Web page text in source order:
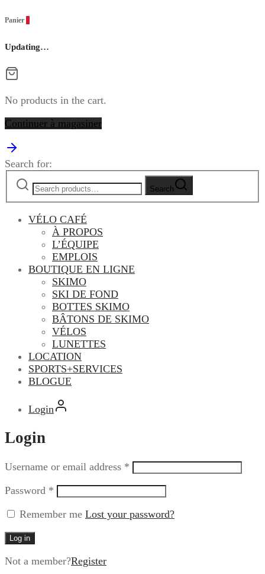
Panier
Updating…
No products in the cart.
Continuer à magasiner
Search for:
Search
VÉLO CAFÉ
À PROPOS
L’ÉQUIPE
EMPLOIS
BOUTIQUE EN LIGNE
SKIMO
SKI DE FOND
BOTTES SKIMO
BÂTONS DE SKIMO
VÉLOS
LUNETTES
LOCATION
SPORTS+SERVICES
BLOGUE
Login
Login
Username or email address *
Password *
Remember me Lost your password?
Log in
Not a member?Register